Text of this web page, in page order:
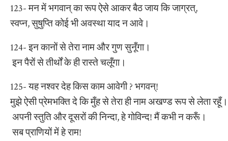
123- मन में भगवान् का रूप ऐसे आकर बैठ जाय कि जाग्रत्,
स्वप्न, सुषुप्ति कोई भी अवस्था याद न आवे।
124- इन कानों से तेरा नाम और गुण सुनूँगा।
इन पैरों से तीर्थों के ही रास्ते चलूँगा।
125- यह नश्वर देह किस काम आवेगी ? भगवन्!
मुझे ऐसी प्रेमभक्ति दे कि मुँह से तेरा ही नाम अखण्ड रूप से लेता रहूँ।
अपनी स्तुति और दूसरों की निन्दा, हे गोविन्द! मैं कभी न करूँ।
सब प्राणियों में हे राम!